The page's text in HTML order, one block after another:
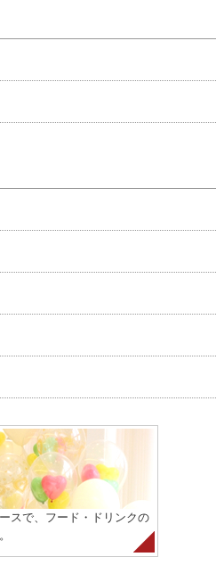
スで、フード・ドリンクの